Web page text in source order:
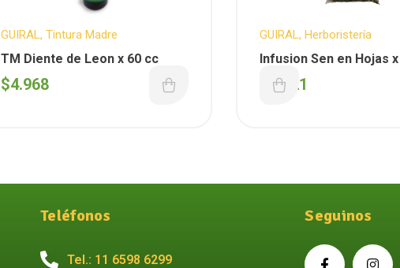
GUIRAL , Tintura Madre
TM Diente de Leon x 60 cc
$4.968
GUIRAL , Herboristería
Infusion Sen en Hojas x
1.321
Teléfonos
Tel.: 11 6598 6299
Seguinos